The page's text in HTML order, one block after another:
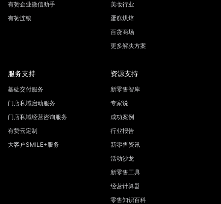
有赞企业微信助手
有赞连锁
美妆行业
蛋糕烘焙
百货商场
更多解决方案
服务支持
基础交付服务
门店私域启动服务
门店私域经营咨询服务
有赞云定制
大客户SMILE+服务
资源支持
新零售智库
专家说
成功案例
行业报告
新零售资讯
活动沙龙
新零售工具
经营计算器
零售知识百科